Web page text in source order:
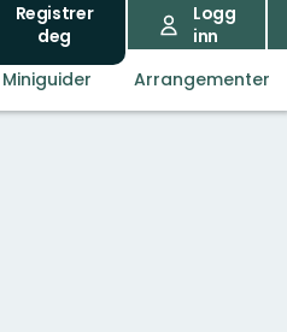
Registrer
deg
Logg
inn
Miniguider Arrangementer